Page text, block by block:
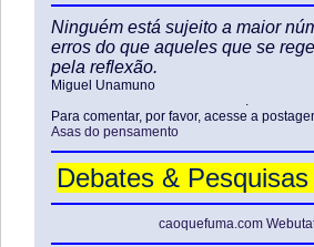
Ninguém está sujeito a maior
erros do que aqueles que se
pela reflexão.
Miguel Unamuno
.
Para comentar, por favor, acesse a
Asas do pensamento
Debates &
caoquefuma.com